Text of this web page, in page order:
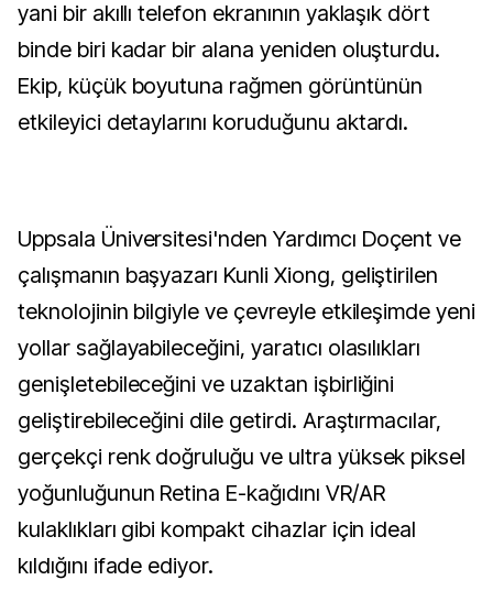
yani bir akıllı telefon ekranının yaklaşık dört
binde biri kadar bir alana yeniden oluşturdu.
Ekip, küçük boyutuna rağmen görüntünün
etkileyici detaylarını koruduğunu aktardı.
Uppsala Üniversitesi'nden Yardımcı Doçent ve
çalışmanın başyazarı Kunli Xiong, geliştirilen
teknolojinin bilgiyle ve çevreyle etkileşimde yeni
yollar sağlayabileceğini, yaratıcı olasılıkları
genişletebileceğini ve uzaktan işbirliğini
geliştirebileceğini dile getirdi. Araştırmacılar,
gerçekçi renk doğruluğu ve ultra yüksek piksel
yoğunluğunun Retina E-kağıdını VR/AR
kulaklıkları gibi kompakt cihazlar için ideal
kıldığını ifade ediyor.